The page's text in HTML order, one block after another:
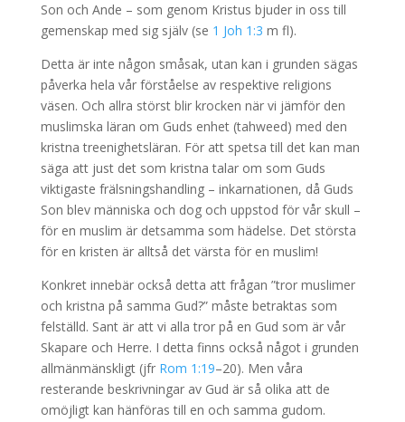
Son och Ande – som genom Kristus bjuder in oss till
gemenskap med sig själv (se 1 Joh 1:3 m fl).
Detta är inte någon småsak, utan kan i grunden sägas
påverka hela vår förståelse av respektive religions
väsen. Och allra störst blir krocken när vi jämför den
muslimska läran om Guds enhet (tahweed) med den
kristna treenighetsläran. För att spetsa till det kan man
säga att just det som kristna talar om som Guds
viktigaste frälsningshandling – inkarnationen, då Guds
Son blev människa och dog och uppstod för vår skull –
för en muslim är detsamma som hädelse. Det största
för en kristen är alltså det värsta för en muslim!
Konkret innebär också detta att frågan ”tror muslimer
och kristna på samma Gud?” måste betraktas som
felställd. Sant är att vi alla tror på en Gud som är vår
Skapare och Herre. I detta finns också något i grunden
allmänmänskligt (jfr Rom 1:19–20). Men våra
resterande beskrivningar av Gud är så olika att de
omöjligt kan hänföras till en och samma gudom.